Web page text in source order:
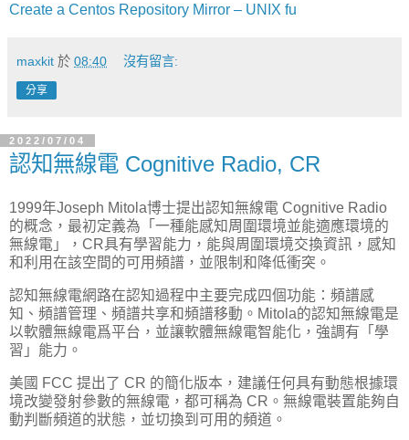
Create a Centos Repository Mirror – UNIX fu
maxkit 於 08:40 沒有留言:
分享
2022/07/04
認知無線電 Cognitive Radio, CR
1999年Joseph Mitola博士提出認知無線電 Cognitive Radio
的概念，最初定義為「一種能感知周圍環境並能適應環境的
無線電」，CR具有學習能力，能與周圍環境交換資訊，感知
和利用在該空間的可用頻譜，並限制和降低衝突。
認知無線電網路在認知過程中主要完成四個功能：頻譜感
知、頻譜管理、頻譜共享和頻譜移動。Mitola的認知無線電是
以軟體無線電爲平台，並讓軟體無線電智能化，強調有「學
習」能力。
美國 FCC 提出了 CR 的簡化版本，建議任何具有動態根據環
境改變發射參數的無線電，都可稱為 CR。無線電裝置能夠自
動判斷頻道的狀態，並切換到可用的頻道。